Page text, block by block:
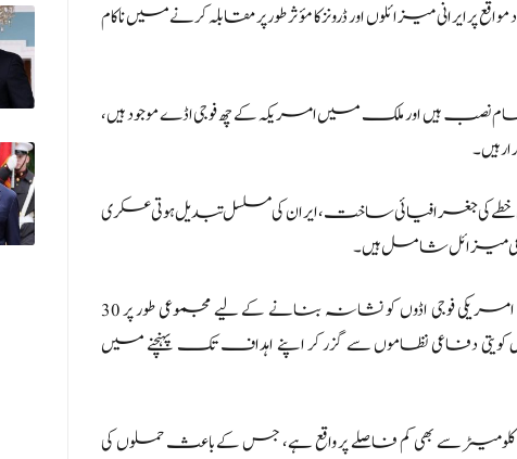
میزائلوں اور ڈرونز کا مؤثر طور پر مقابلہ کرنے میں ناکام
ہیں اور ملک میں امریکہ کے چھ فوجی اڈے موجود ہیں،
ہیں۔
جغرافیائی ساخت، ایران کی مسلسل تبدیل ہوتی عسکری
میزائل شامل ہیں۔
رپورٹ میں دعویٰ کیا گیا ہے کہ بدھ کے روز کویت میں امریکی فوجی اڈوں کو نشانہ بنانے کے لیے مجموعی طور پر 30
بعض کویتی دفاعی نظاموں سے گزر کر اپنے اہداف تک پہنچنے میں
کے مطابق کویت سٹی ایران کی قریبی سرحد سے 90 کلومیٹر سے بھی کم فاصلے پر واقع ہے، جس کے باعث حملوں کی